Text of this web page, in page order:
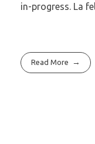
in-progress. La
Read More